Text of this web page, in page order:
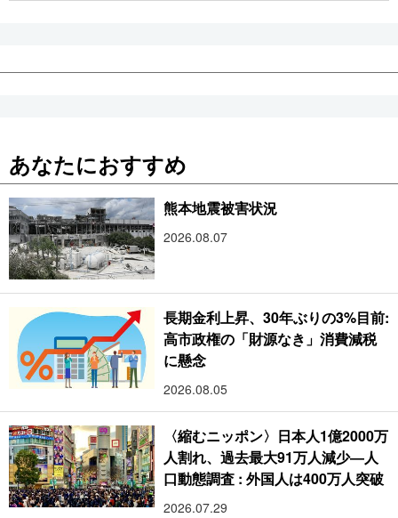
あなたにおすすめ
熊本地震被害状況
2026.08.07
長期金利上昇、30年ぶりの3%目前:
高市政権の「財源なき」消費減税
に懸念
2026.08.05
〈縮むニッポン〉日本人1億2000万
人割れ、過去最大91万人減少―人
口動態調査 : 外国人は400万人突破
2026.07.29